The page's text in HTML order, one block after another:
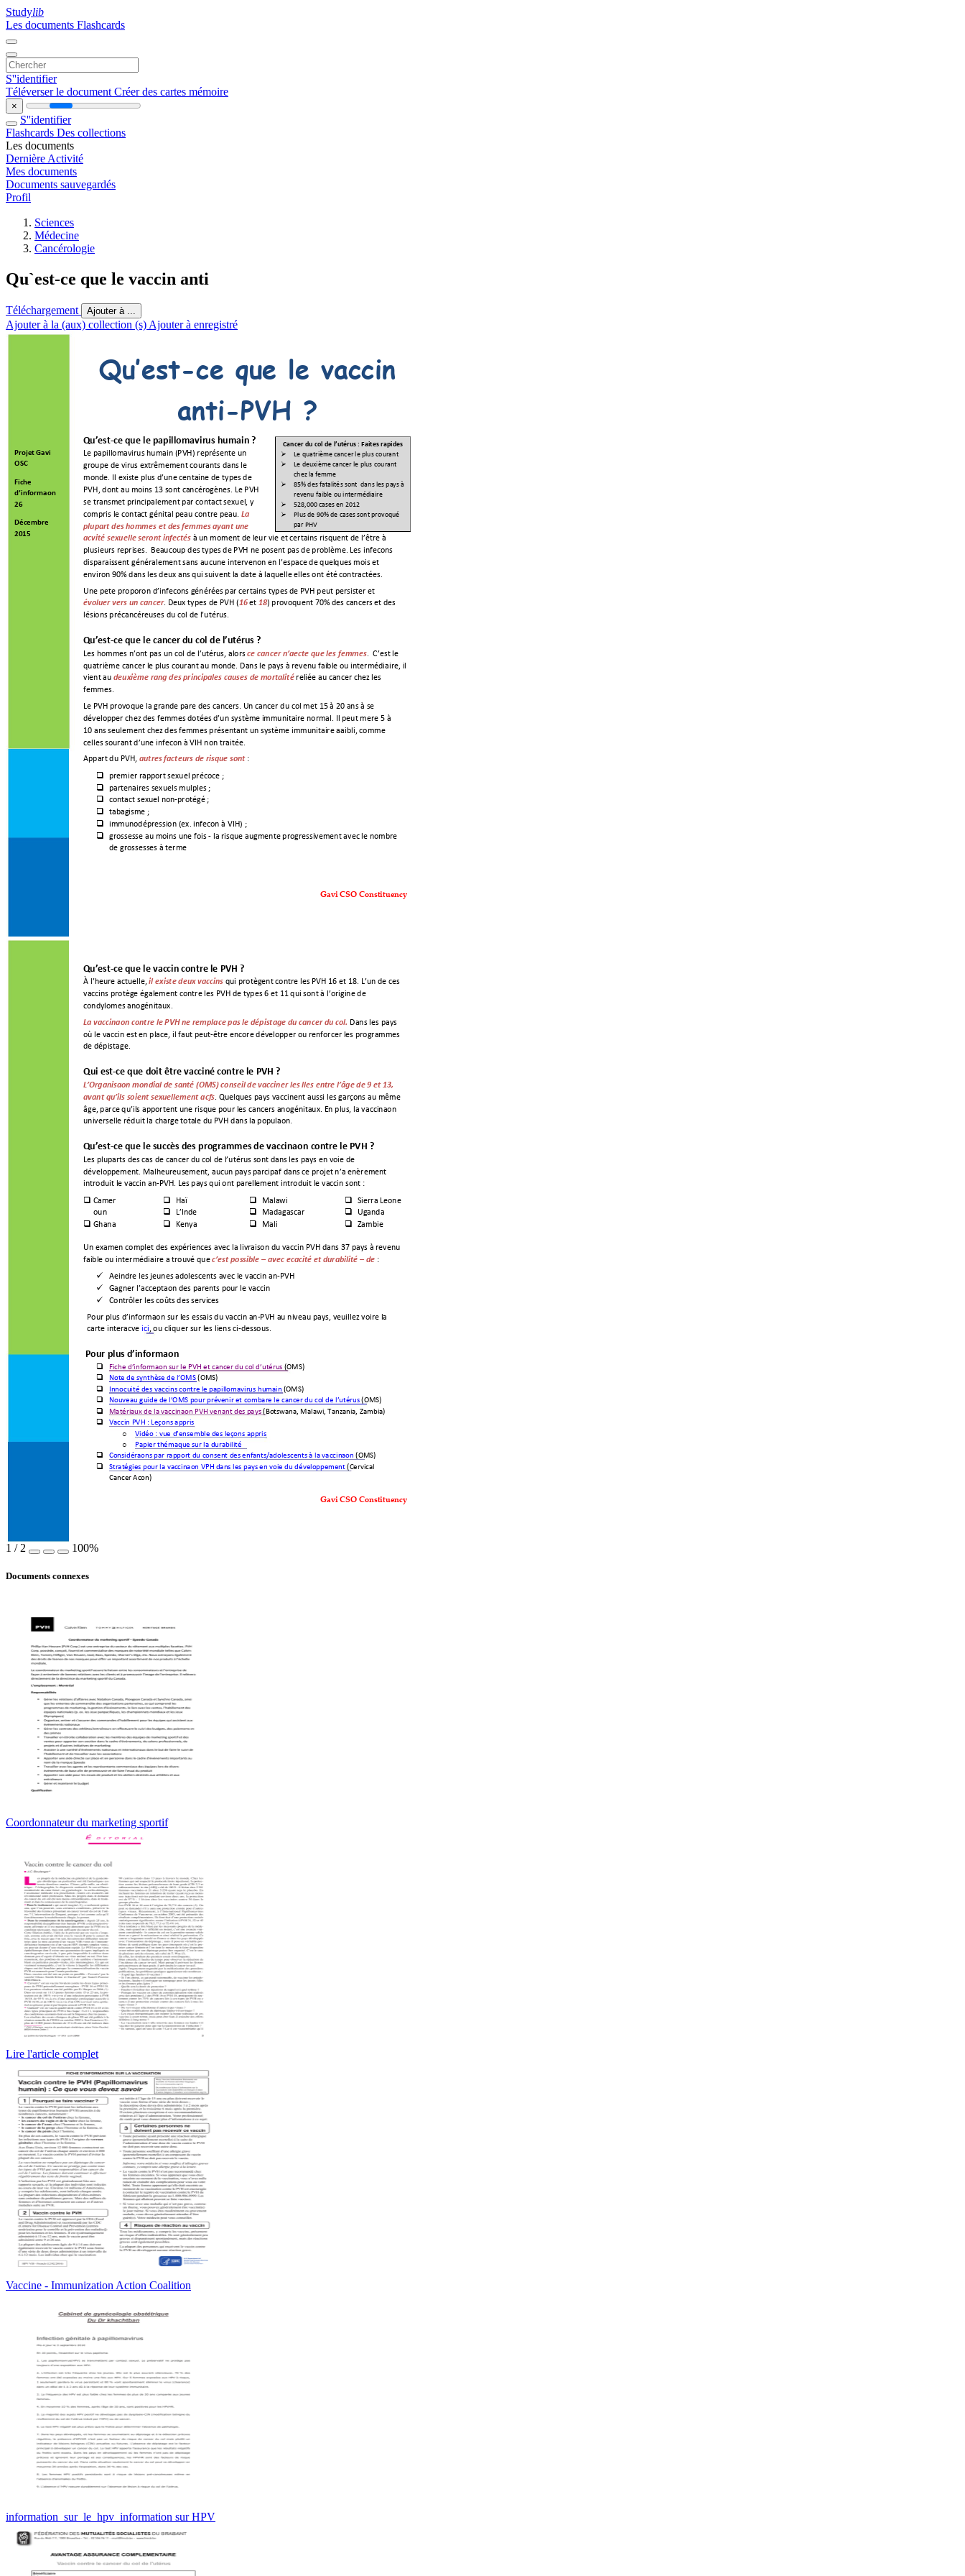
Studylib
Les documents Flashcards
S''identifier
Téléverser le document Créer des cartes mémoire
×
S''identifier
Flashcards Des collections
Les documents
Dernière Activité
Mes documents
Documents sauvegardés
Profil
Sciences
Médecine
Cancérologie
Qu`est-ce que le vaccin anti
Téléchargement Ajouter à ...
Ajouter à la (aux) collection (s) Ajouter à enregistré
Gavi CSO Constituency
Cancer du col de l ’utérus : Faites rapides
 Le quatrième cancer le plus courant
 Le deuxième cancer le plus courant
chez la femme
 85% des fatalités sont  dans les pays à
revenu faible ou intermédiaire
 528,000 cases en 2012
 Plus de 90% de cases sont provoqué
par PHV
Qu’est-ce que le papillomavirus humain ?
Le papillomavirus humain (PVH) représente un
groupe de virus extrêmement courants dans le
monde.
existe plus d’une centaine de types de
PVH, dont au moins 13 sont cancérogènes. Le PVH
se transmet principalement par contact sexuel, y
compris le contact génital peau contre peau. La
plupart des hommes et des femmes ayant une
activité sexuelle seront infectés à un moment de leur vie et certains risquent de l’être à
plusieurs reprises.
Beaucoup des types de PVH ne posent pas de problème. Les infections
disparaissent généralement sans aucune intervention en l’espace de quelques mois et
environ 90% dans les deux ans qui suivent la date à laquelle elles ont été contractées.
Une petite proportion d’infections générées par certains types de PVH peut persister et
évoluer vers un cancer. Deux types de PVH (16 et 18) provoquent 70% des cancers et des
lésions précancéreuses du col de l’utérus.
Qu’est-ce que le cancer du col de l’utérus ?
Les hommes n’ont pas un col de l’utérus, alors ce cancer n’affecte que les femmes. C’est le
quatrième cancer le plus courant au monde. Dans le pays à revenu faible ou intermédiaire, il
vient au deuxième rang des principales causes de mortalité reliée au cancer chez les
femmes.
Le PVH provoque la grande partie des cancers. Un cancer du col met 15 à 20 ans à se
développer chez des femmes dotées d’un système immunitaire normal. Il peut mettre 5 à
10 ans seulement chez des femmes présentant un système immunitaire affaibli, comme
celles souffrant d’une infection à VIH non traitée.
Appart du PVH, autres facteurs de risque sont :
 premier rapport sexuel précoce ;
 partenaires sexuels multiples ;
 contact sexuel non-protégé ;
 tabagisme ;
 immunodépression (ex. infection à VIH) ;

grossesse au moins une fois - la risque augmente progressivement avec le nombre
de grossesses à terme
Projet Gavi
OSC
Fiche
d ’information
26
Décembre
2015
Qu’est-ce que le vaccin
anti-PVH ?
Gavi CSO Constituency
Qu’est-ce que le vaccin contre le PVH ?
À l’heure actuelle, il existe deux vaccins qui protègent contre les PVH 16 et 18. L’un de ces
vaccins protège également contre les PVH de types 6 et 11 qui sont à l’origine de
condylomes anogénitaux.
La vaccination contre le PVH ne remplace pas le dépistage du cancer du col. Dans les pays
où le vaccin est en place, il faut peut-être encore développer ou renforcer les programmes
de dépistage.
Qui est-ce que doit être vacciné contre le PVH ?
L’Organisation mondial de santé (OMS) conseil de vacciner les filles entre l’âge de 9 et 13,
avant qu’ils soient sexuellement actifs Quelques pays vaccinent aussi les garçons au même
âge, parce qu’ils apportent une risque pour les cancers anogénitaux. En plus, la vaccination
universelle réduit la charge totale du PVH dans la population.
Qu’est-ce que le succès des programmes de vaccination contre le PVH ?
Les pluparts des cas de cancer du col de l’utérus sont dans les pays en voie de
développement. Malheureusement, aucun pays participatif dans ce projet n’a entièrement
introduit le vaccin anti-PVH. Les pays qui ont partiellement introduit le vaccin sont :
 Camer
oun
 Ghana
 Haïti
 L’Inde
 Kenya
 Malawi
 Madagascar
 Mali
 Sierra Leone
 Uganda
 Zambie
Un examen complet des expériences avec la livraison du vaccin PVH dans 37 pays à revenu
faible ou intermédiaire a trouvé que c’est possible – avec efficacité et durabilité – de :
 Atteindre les jeunes adolescents avec le vaccin anti-PVH
 Gagner l ’acceptation des parents pour le vaccin

Contrôler les coûts des services
Pour plus d’information sur les essais du vaccin anti-PVH au niveau pays, veuillez voire la
carte interactive ici, ou cliquer sur les liens ci-dessous.
Pour plus d’information
 Fiche d’information sur le PVH et cancer du col d’utérus (OMS)
 Note de synthèse de l’OMS (OMS)
 Innocuité des vaccins contre le papillomavirus humain (OMS)
 Nouveau guide de l’OMS pour prévenir et combattre le cancer du col de l’utérus (OMS)
 Matériaux de la vaccination PVH venant des pays (Botswana, Malawi, Tanzania, Zambia)
Vaccin PVH : Leçons appris
o Vidéo : vue d’ensemble des leçons appris
o Papier thématique sur la durabilité
 Considérations par rapport du consent des enfants/adolescents à la vaccination (OMS)
Stratégies pour la vaccination VPH dans les pays en voie du développement (Cervical
Cancer Action)
1 / 2 100%
Documents connexes
Coordonnateur du marketing sportif
Lire l'article complet
Vaccine - Immunization Action Coalition
information_sur_le_hpv_information sur HPV